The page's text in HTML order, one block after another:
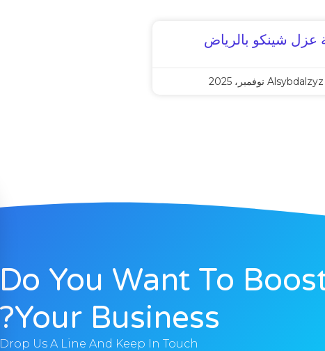
عزل شينكو بالرياض
Alsybdalzyz
Do You Want To
Your Business?
Drop Us A Line And Keep In Touch